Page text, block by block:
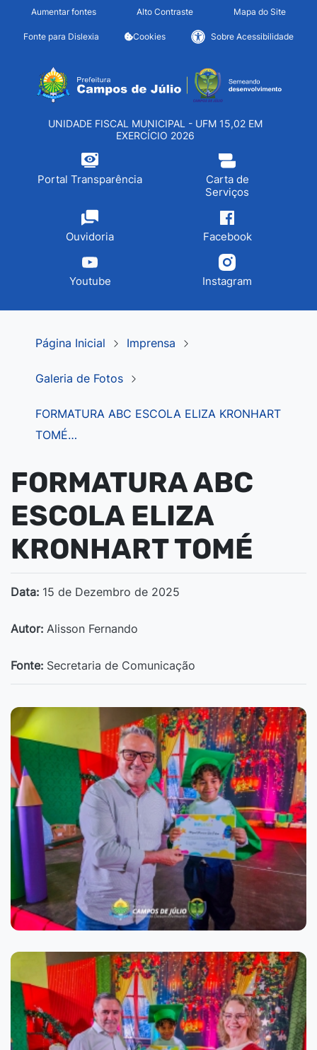
Seção de atalhos e links
Ir para o conteúdo [alt+1]
Ir para o menu [alt+2]
Ir para o rodapé [alt+4]
Aumentar fontes Alto Contraste Mapa do Site
Fonte para Dislexia Cookies Sobre Acessibilidade
Seção do menu principal
UNIDADE FISCAL MUNICIPAL - UFM 15,02 EM
EXERCÍCIO 2026
Portal Transparência
Carta de
Serviços
Ouvidoria Facebook
Youtube Instagram
Página Inicial Imprensa
Galeria de Fotos
FORMATURA ABC ESCOLA ELIZA KRONHART
TOMÉ…
FORMATURA ABC
ESCOLA ELIZA
KRONHART TOMÉ
Data: 15 de Dezembro de 2025
Autor: Alisson Fernando
Fonte: Secretaria de Comunicação